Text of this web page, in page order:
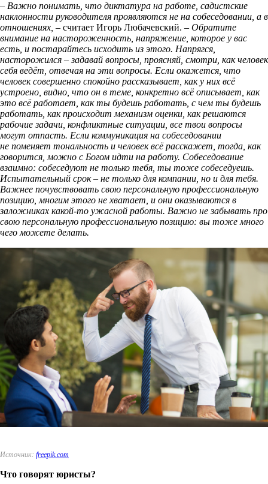
– Важно понимать, что диктатура на работе, садистские
наклонности руководителя проявляются не на собеседовании, а в
отношениях, – считает Игорь Любачевский. – Обратите
внимание на настороженность, напряжение, которое у вас
есть, и постарайтесь исходить из этого. Напрягся,
насторожился – задавай вопросы, проясняй, смотри, как человек
себя ведёт, отвечая на эти вопросы. Если окажется, что
человек совершенно спокойно рассказывает, как у них всё
устроено, видно, что он в теме, конкретно всё описывает, как
это всё работает, как ты будешь работать, с чем ты будешь
работать, как происходит механизм оценки, как решаются
рабочие задачи, конфликтные ситуации, все твои вопросы
могут отпасть. Если коммуникация на собеседовании
не поменяет тональность и человек всё расскажет, тогда, как
говорится, можно с Богом идти на работу. Собеседование
взаимно: собеседуют не только тебя, ты тоже собеседуешь.
Испытательный срок – не только для компании, но и для тебя.
Важнее почувствовать свою персональную профессиональную
позицию, многим этого не хватает, и они оказываются в
заложниках какой-то ужасной работы. Важно не забывать про
свою персональную профессиональную позицию: вы тоже много
чего можете делать.
Источник: freepik.com
Что говорят юристы?